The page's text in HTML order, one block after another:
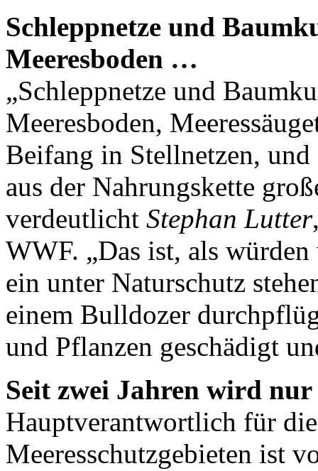
Schleppnetze und
Meeresboden …
„Schleppnetze und
Meeresboden,
Beifang in Stellnetzen,
aus der Nahrungskette
verdeutlicht Stephan Lutter
WWF. „Das ist, als
ein unter Naturschutz
einem Bulldozer
und Pflanzen geschädigt
Seit zwei Jahren wird
Hauptverantwortlich für
Meeresschutzgebieten ist